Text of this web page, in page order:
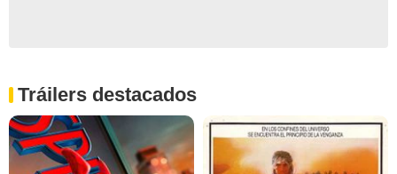
Tráilers destacados